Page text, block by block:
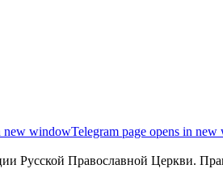
new windowTelegram page opens in
Русской Православной Церкви.